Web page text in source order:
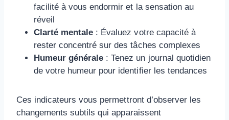
facilité à vous endormir et la sensation au
réveil
Clarté mentale : Évaluez votre capacité à
rester concentré sur des tâches complexes
Humeur générale : Tenez un journal quotidien
de votre humeur pour identifier les tendances
Ces indicateurs vous permettront d’observer les
changements subtils qui apparaissent